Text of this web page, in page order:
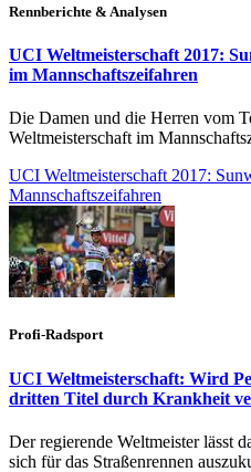
Rennberichte & Analysen
UCI Weltmeisterschaft 2017:
im Mannschaftszeifahren
Die Damen und die Herren vom
Weltmeisterschaft im
UCI Weltmeisterschaft 2017:
Mannschaftszeifahren
Profi-Radsport
UCI Weltmeisterschaft: Wird
dritten Titel durch Krankheit
Der regierende Weltmeister lässt
sich für das Straßenrennen